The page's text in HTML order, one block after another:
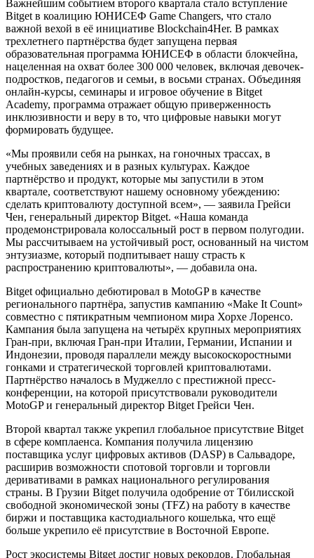
Важнейшим событием второго квартала стало вступление
Bitget в коалицию ЮНИСЕФ Game Changers, что стало
важной вехой в её инициативе Blockchain4Her. В рамках
трехлетнего партнёрства будет запущена первая
образовательная программа ЮНИСЕФ в области блокчейна,
нацеленная на охват более 300 000 человек, включая девочек-
подростков, педагогов и семьи, в восьми странах. Объединяя
онлайн-курсы, семинары и игровое обучение в Bitget
Academy, программа отражает общую приверженность
инклюзивности и веру в то, что цифровые навыки могут
формировать будущее.
«Мы проявили себя на рынках, на гоночных трассах, в
учебных заведениях и в разных культурах. Каждое
партнёрство и продукт, которые мы запустили в этом
квартале, соответствуют нашему основному убеждению:
сделать криптовалюту доступной всем», — заявила Грейси
Чен, генеральный директор Bitget. «Наша команда
продемонстрировала колоссальный рост в первом полугодии.
Мы рассчитываем на устойчивый рост, основанный на чистом
энтузиазме, который подпитывает нашу страсть к
распространению криптовалюты», — добавила она.
Bitget официально дебютировал в MotoGP в качестве
регионального партнёра, запустив кампанию «Make It Count»
совместно с пятикратным чемпионом мира Хорхе Лоренсо.
Кампания была запущена на четырёх крупных мероприятиях
Гран-при, включая Гран-при Италии, Германии, Испании и
Индонезии, проводя параллели между высокоскоростными
гонками и стратегической торговлей криптовалютами.
Партнёрство началось в Муджелло с престижной пресс-
конференции, на которой присутствовали руководители
MotoGP и генеральный директор Bitget Грейси Чен.
Второй квартал также укрепил глобальное присутствие Bitget
в сфере комплаенса. Компания получила лицензию
поставщика услуг цифровых активов (DASP) в Сальвадоре,
расширив возможности спотовой торговли и торговли
деривативами в рамках национального регулирования
страны. В Грузии Bitget получила одобрение от Тбилисской
свободной экономической зоны (TFZ) на работу в качестве
биржи и поставщика кастодиального кошелька, что ещё
больше укрепило её присутствие в Восточной Европе.
Рост экосистемы Bitget достиг новых рекордов. Глобальная